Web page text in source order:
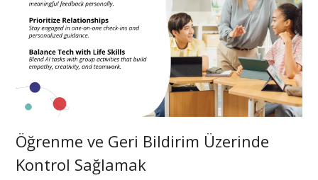
Öğrenme ve Geri Bildirim Üzerinde
Kontrol Sağlamak